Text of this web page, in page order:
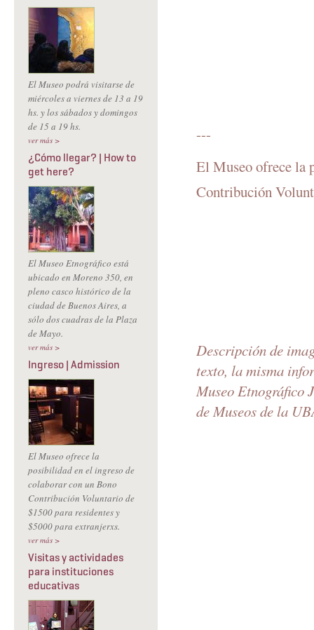
El Museo podrá visitarse de
miércoles a viernes de 13 a 19
hs. y los sábados y domingos
de 15 a 19 hs.
ver más >
¿Cómo llegar? | How to
get here?
El Museo Etnográfico está
ubicado en Moreno 350, en
pleno casco histórico de la
ciudad de Buenos Aires, a
sólo dos cuadras de la Plaza
de Mayo.
ver más >
Ingreso | Admission
El Museo ofrece la
posibilidad en el ingreso de
colaborar con un Bono
Contribución Voluntario de
$1500 para residentes y
$5000 para extranjerxs.
ver más >
Visitas y actividades
para instituciones
educativas
---
El Museo ofrece la
Contribución
Descripción de
texto, la misma
Museo Etnográfico
de Museos de la